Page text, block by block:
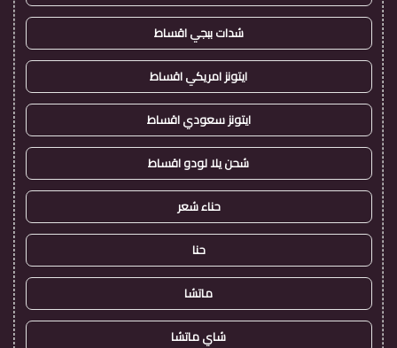
شدات ببجي اقساط
ايتونز امريكي اقساط
ايتونز سعودي اقساط
شحن يلا لودو اقساط
حناء شعر
حنا
ماتشا
شاي ماتشا